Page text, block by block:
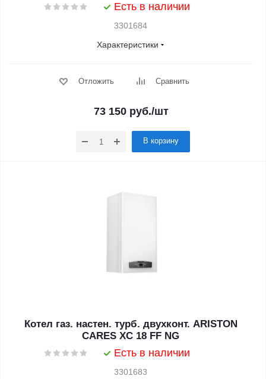
Есть в наличии
3301684
Характеристики
Отложить Сравнить
73 150руб./шт
В корзину
Котел газ. настен. турб. двухконт. ARISTON
CARES XC 18 FF NG
Есть в наличии
3301683